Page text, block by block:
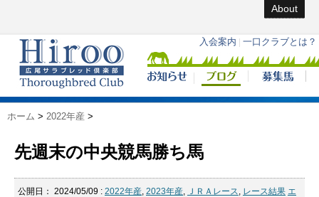
About
ホーム > 2022年産 >
先週末の中央競馬勝ち馬
公開日： 2024/05/09 : 2022年産, 2023年産, ＪＲＡレース, レース結果 エ